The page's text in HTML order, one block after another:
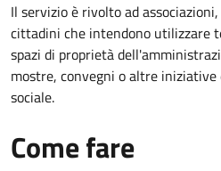
Il servizio è rivolto ad
cittadini che intendono utilizzare
spazi di proprietà
mostre, convegni o altre
sociale.
Come fare